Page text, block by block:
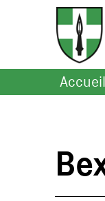
Accueil